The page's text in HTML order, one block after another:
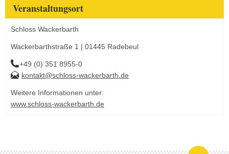
Veranstaltungsort
Schloss Wackerbarth
Wackerbarthstraße 1 | 01445 Radebeul
+49 (0) 351 8955-0
kontakt@schloss-wackerbarth.de
Weitere Informationen unter:
www.schloss-wackerbarth.de